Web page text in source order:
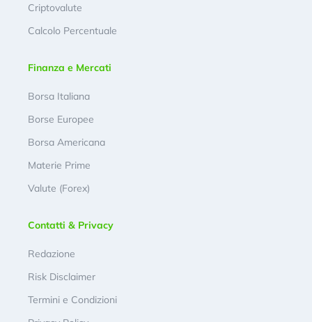
Criptovalute
Calcolo Percentuale
Finanza e Mercati
Borsa Italiana
Borse Europee
Borsa Americana
Materie Prime
Valute (Forex)
Contatti & Privacy
Redazione
Risk Disclaimer
Termini e Condizioni